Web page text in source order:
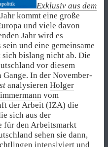
Exklusiv aus dem
kommt eine große
und viele davon
Jahr wird es
und eine gemeinsame
bislang nicht ab. Die
vor diesem
In der November-
analysieren Holger
vom
der Arbeit (IZA) die
sich aus der
für den Arbeitsmarkt
sehen sie dann,
intensiviert und